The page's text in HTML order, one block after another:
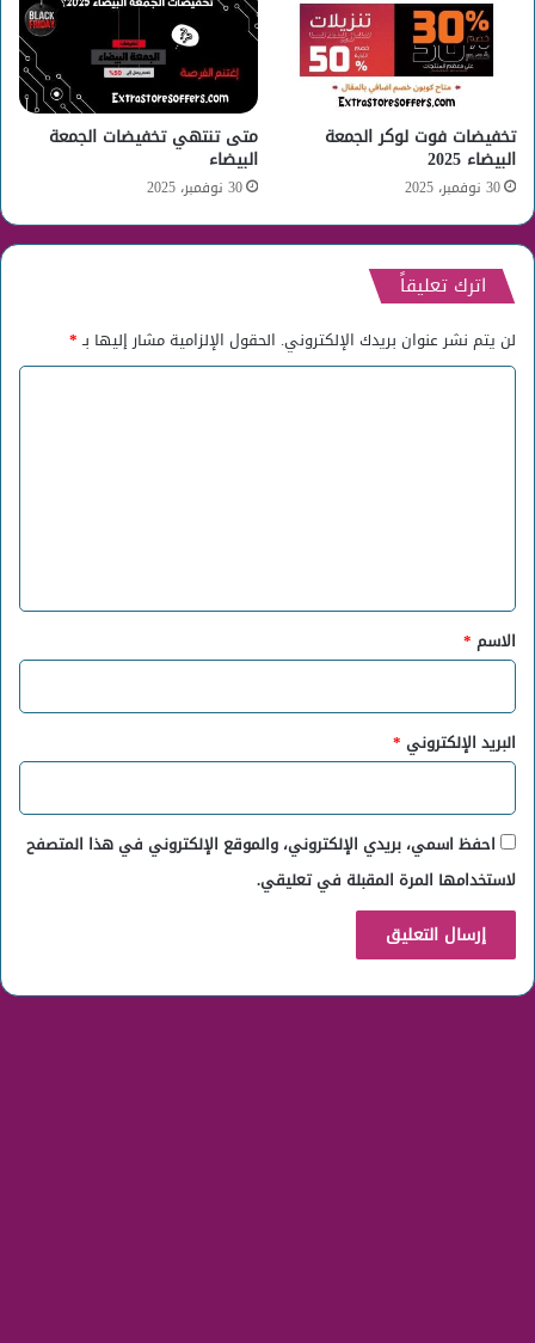
تخفيضات فوت لوكر الجمعة
البيضاء 2025
30 نوفمبر، 2025
متى تنتهي تخفيضات الجمعة
البيضاء
30 نوفمبر، 2025
اترك تعليقاً
لن يتم نشر عنوان بريدك الإلكتروني. الحقول الإلزامية مشار إليها بـ*
*
الاسم *
البريد الإلكتروني *
احفظ اسمي، بريدي الإلكتروني، والموقع الإلكتروني في هذا المتصفح
لاستخدامها المرة المقبلة في تعليقي.